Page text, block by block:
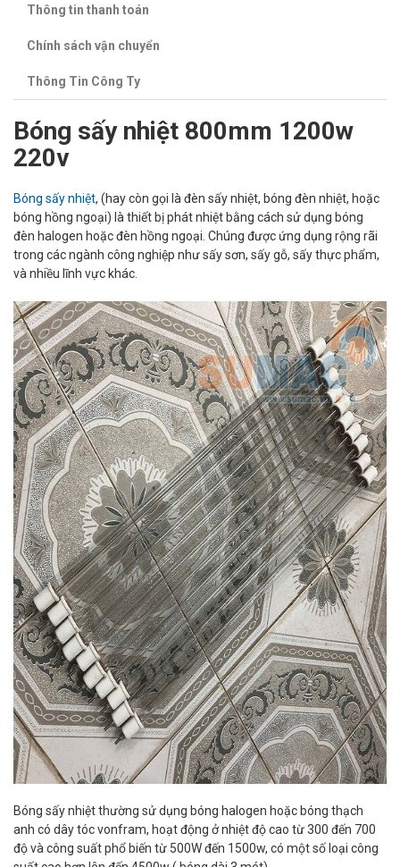
Thông tin thanh toán
Chính sách vận chuyển
Thông Tin Công Ty
Bóng sấy nhiệt 800mm 1200w
220v
Bóng sấy nhiệt, (hay còn gọi là đèn sấy nhiệt, bóng đèn nhiệt, hoặc
bóng hồng ngoại) là thiết bị phát nhiệt bằng cách sử dụng bóng
đèn halogen hoặc đèn hồng ngoại. Chúng được ứng dụng rộng rãi
trong các ngành công nghiệp như sấy sơn, sấy gỗ, sấy thực phẩm,
và nhiều lĩnh vực khác.
Bóng sấy nhiệt thường sử dụng bóng halogen hoặc bóng thạch
anh có dây tóc vonfram, hoạt động ở nhiệt độ cao từ 300 đến 700
độ và công suất phổ biến từ 500W đến 1500w, có một số loại công